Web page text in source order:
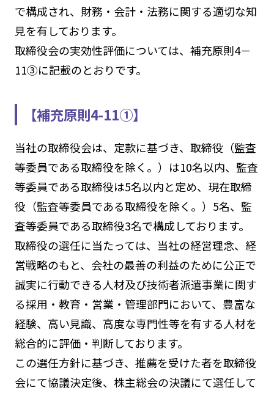
で構成され、財務・会計・法務に関する適切な知
見を有しております。
取締役会の実効性評価については、補充原則4－
11③に記載のとおりです。
【補充原則4-11①】
当社の取締役会は、定款に基づき、取締役（監査
等委員である取締役を除く。）は10名以内、監査
等委員である取締役は5名以内と定め、現在取締
役（監査等委員である取締役を除く。）5名、監
査等委員である取締役3名で構成しております。
取締役の選任に当たっては、当社の経営理念、経
営戦略のもと、会社の最善の利益のために公正で
誠実に行動できる人材及び技術者派遣事業に関す
る採用・教育・営業・管理部門において、豊富な
経験、高い見識、高度な専門性等を有する人材を
総合的に評価・判断しております。
この選任方針に基づき、推薦を受けた者を取締役
会にて協議決定後、株主総会の決議にて選任して